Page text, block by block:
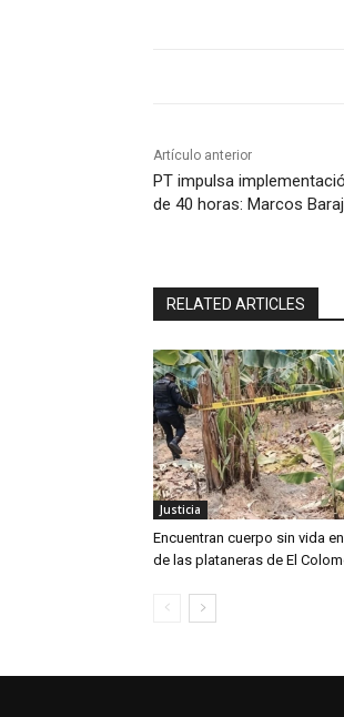
Artículo anterior
PT impulsa
de 40 horas: Marcos
RELATED ARTICLES
Justicia
Encuentran cuerpo sin vida
de las plataneras de El